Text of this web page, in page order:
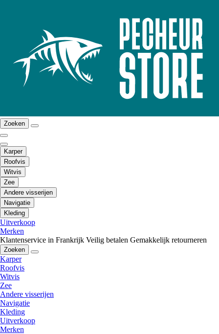
Zoeken
Karper
Roofvis
Witvis
Zee
Andere visserijen
Navigatie
Kleding
Uitverkoop
Merken
Klantenservice in Frankrijk Veilig betalen Gemakkelijk retourneren
Zoeken
Karper
Roofvis
Witvis
Zee
Andere visserijen
Navigatie
Kleding
Uitverkoop
Merken